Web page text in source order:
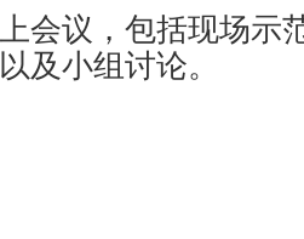
会议，包括现场示
及小组讨论。